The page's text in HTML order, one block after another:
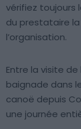
vérifiez toujours
du prestataire
l’organisation.
Entre la visite
baignade dans
canoë depuis
une journée